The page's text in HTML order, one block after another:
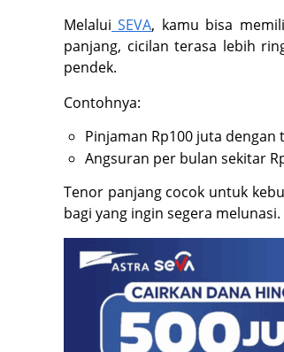
Melalui SEVA, kamu bisa
panjang, cicilan terasa lebih
pendek.
Contohnya:
Pinjaman Rp100 juta
Angsuran per bulan sekitar
Tenor panjang cocok untuk
bagi yang ingin segera melunasi.